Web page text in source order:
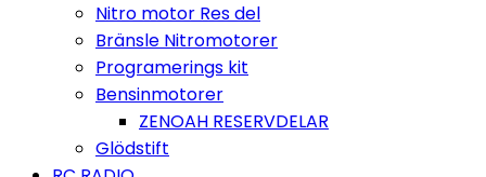
Nitro motor Res del
Bränsle Nitromotorer
Programerings kit
Bensinmotorer
ZENOAH RESERVDELAR
Glödstift